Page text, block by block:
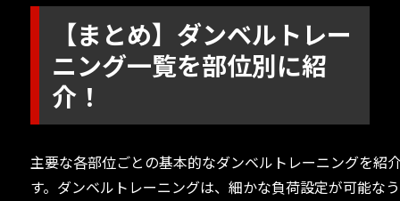
【まとめ】ダンベルトレー
ニング一覧を部位別に紹
介！
主要な各部位ごとの基本的なダンベルトレーニングを紹
す。ダンベルトレーニングは、細かな負荷設定が可能な